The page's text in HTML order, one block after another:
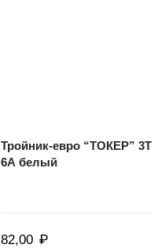
Тройник-евро “ТОКЕР” 3Т
6А белый
82,00 ₽